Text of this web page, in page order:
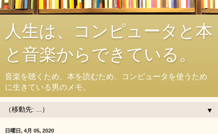
人生は、コンピュータと本
と音楽からできている。
音楽を聴くため、本を読むため、コンピュータを使うため
に生きている男のメモ。
▼
日曜日, 4月 05, 2020